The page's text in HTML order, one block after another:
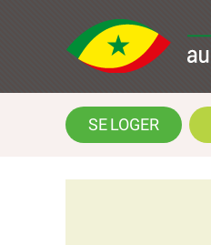
SE LOGER